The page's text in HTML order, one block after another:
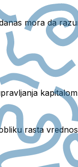
mora da
rasta